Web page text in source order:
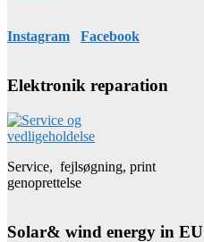
Instagram Facebook
Elektronik reparation
Service, fejlsøgning, print
genoprettelse
Solar& wind energy in EU